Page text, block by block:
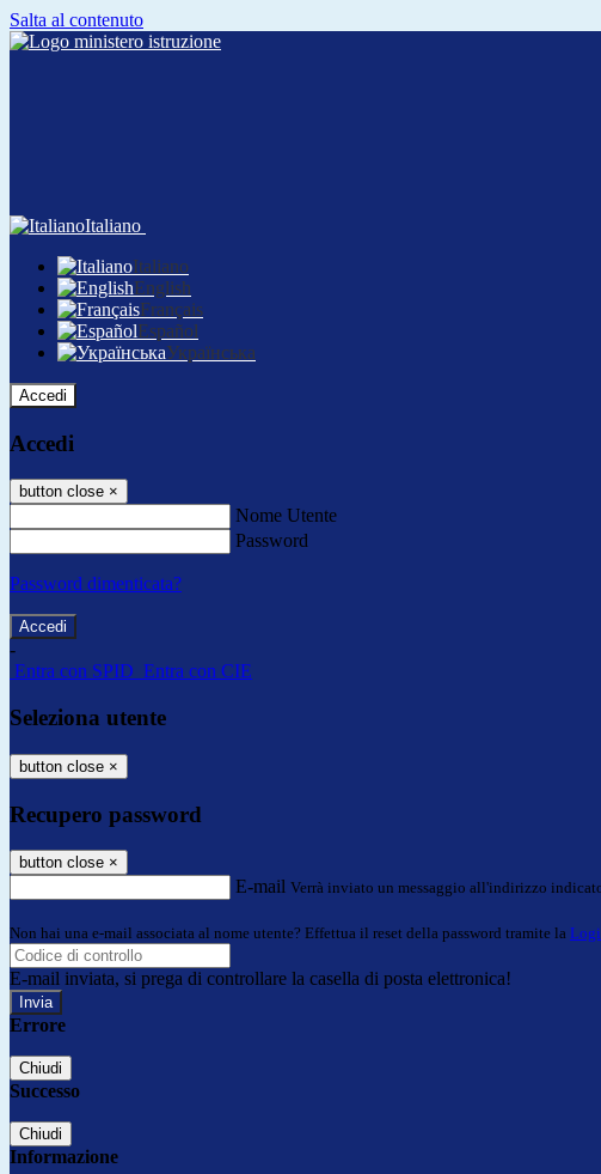
Salta al contenuto
Italiano
Italiano
English
Français
Español
Українська
Accedi
Accedi
button close ×
Nome Utente
Password
Password dimenticata?
-
Entra con SPID Entra con CIE
Seleziona utente
button close ×
Recupero password
button close ×
E-mail Verrà inviato un messaggio all'indirizzo
Non hai una e-mail associata al nome utente? Effettua il reset della password tramite la
E-mail inviata, si prega di controllare la casella di posta elettronica!
Errore
Chiudi
Successo
Chiudi
Informazione